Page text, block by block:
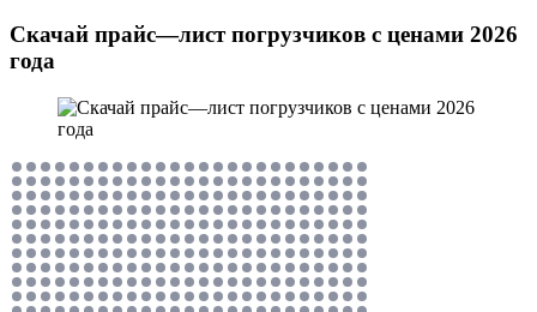
Скачай прайс—лист погрузчиков с ценами 2026
года